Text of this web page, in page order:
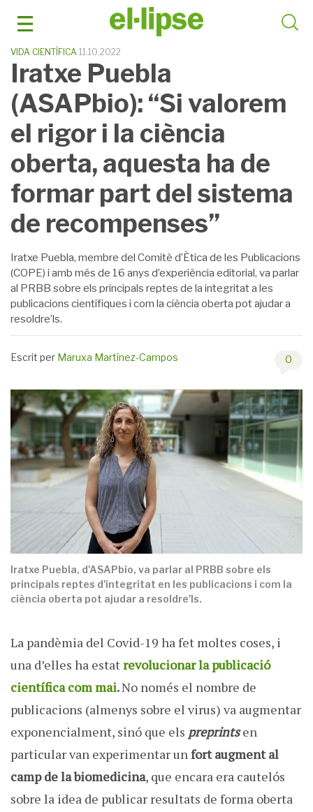
VIDA CIENTÍFICA 11.10.2022
Iratxe Puebla
(ASAPbio): “Si valorem
el rigor i la ciència
oberta, aquesta ha de
formar part del sistema
de recompenses”
Iratxe Puebla, membre del Comitè d’Ètica de les Publicacions
(COPE) i amb més de 16 anys d’experiència editorial, va parlar
al PRBB sobre els principals reptes de la integritat a les
publicacions científiques i com la ciència oberta pot ajudar a
resoldre’ls.
Escrit per Maruxa Martínez-Campos 0
Iratxe Puebla, d'ASAPbio, va parlar al PRBB sobre els
principals reptes d'integritat en les publicacions i com la
ciència oberta pot ajudar a resoldre'ls.
La pandèmia del Covid-19 ha fet moltes coses, i
una d’elles ha estatrevolucionar la publicació
científica com mai.No només el nombre de
publicacions (almenys sobre el virus) va augmentar
exponencialment, sinó que els preprintsen
particular van experimentar unfort augment al
camp de la biomedicina, que encara era cautelós
sobre la idea de publicar resultats de forma oberta